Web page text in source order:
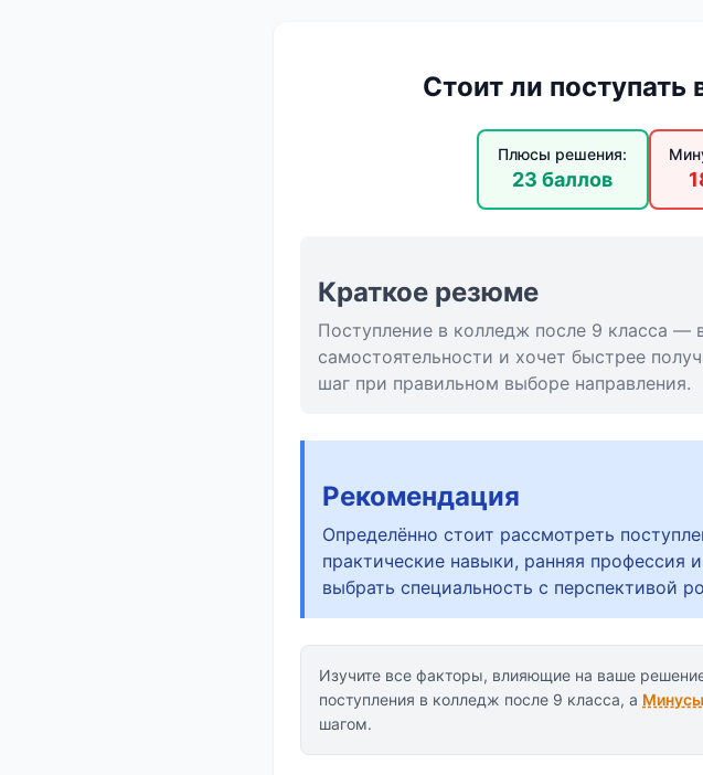
Стоит ли
Плюсы решения:
23 баллов
Краткое резюме
Поступление в колледж после 9 класса —
самостоятельности и хочет быстрее
шаг при правильном выборе направления.
Рекомендация
Определённо стоит рассмотреть
практические навыки, ранняя профессия
выбрать специальность с перспективой
Изучите все факторы, влияющие на ваше
поступления в колледж после 9 класса, а
шагом.